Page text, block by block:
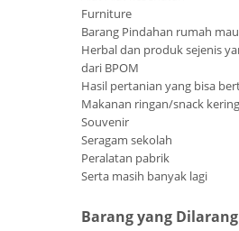
Furniture
Barang Pindahan rumah
Herbal dan produk sejenis
dari BPOM
Hasil pertanian yang bisa
Makanan ringan/snack kering
Souvenir
Seragam sekolah
Peralatan pabrik
Serta masih banyak lagi
Barang yang